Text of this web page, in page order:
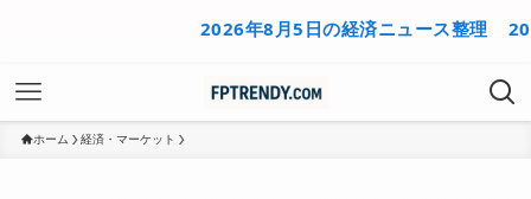
2026年8月5日の経済ニュース整理 2026年8月
ホーム 経済・マーケット